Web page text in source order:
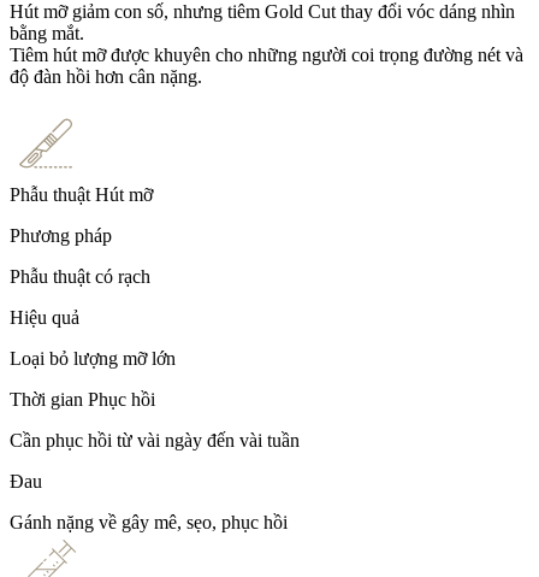
Hút mỡ giảm con số, nhưng tiêm Gold Cut thay đổi vóc dáng nhìn
bằng mắt.
Tiêm hút mỡ được khuyên cho những người coi trọng đường nét và
độ đàn hồi hơn cân nặng.
Phẫu thuật Hút mỡ
Phương pháp
Phẫu thuật có rạch
Hiệu quả
Loại bỏ lượng mỡ lớn
Thời gian Phục hồi
Cần phục hồi từ vài ngày đến vài tuần
Đau
Gánh nặng về gây mê, sẹo, phục hồi